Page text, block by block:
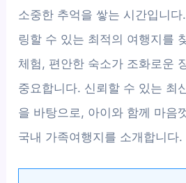
소중한 추억을 쌓는 시간입니
링할 수 있는 최적의 여행지를
체험, 편안한 숙소가 조화로운
중요합니다. 신뢰할 수 있는 최
을 바탕으로, 아이와 함께 마음
국내 가족여행지를 소개합니다.